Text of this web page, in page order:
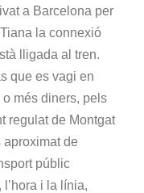
a Barcelona per
la connexió
lligada al tren.
que es vagi en
o més diners, pels
regulat de Montgat
aproximat de
públic
i la línia,